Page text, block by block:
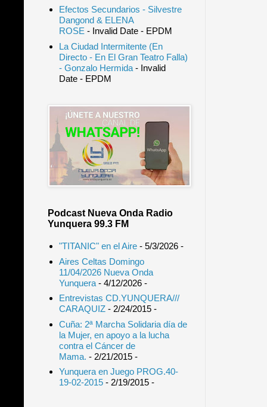
Efectos Secundarios - Silvestre
Dangond & ELENA
ROSE - Invalid Date- EPDM
La Ciudad Intermitente (En
Directo - En El Gran Teatro Falla)
- Gonzalo Hermida- Invalid
Date- EPDM
Podcast Nueva Onda Radio
Yunquera 99.3 FM
"TITANIC" en el Aire- 5/3/2026-
Aires Celtas Domingo
11/04/2026 Nueva Onda
Yunquera- 4/12/2026-
Entrevistas CD.YUNQUERA///
CARAQUIZ- 2/24/2015-
Cuña: 2ª Marcha Solidaria día de
la Mujer, en apoyo a la lucha
contra el Cáncer de
Mama. - 2/21/2015-
Yunquera en Juego PROG.40-
19-02-2015- 2/19/2015-